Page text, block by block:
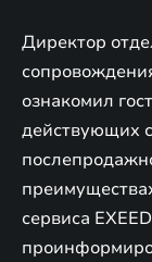
Директор
ознакомил
действующих
сервиса